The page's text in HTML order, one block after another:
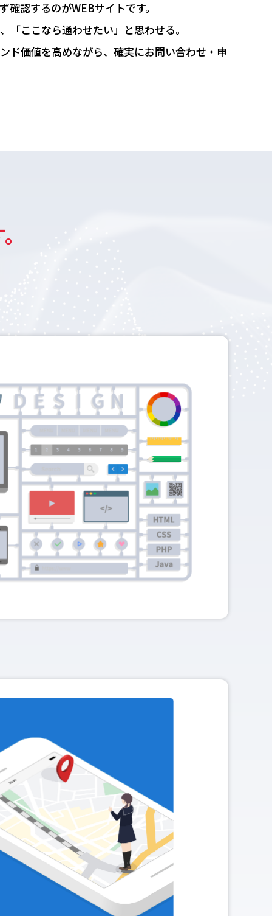
確認するのがWEBサイトです。
「ここなら通わせたい」と思わせる。
ド価値を高めながら、 確実にお問い合わせ・申